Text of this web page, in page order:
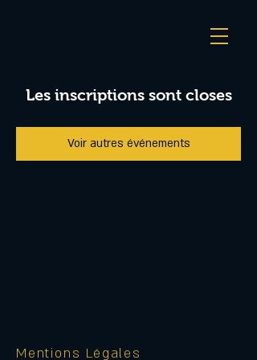
Les inscriptions sont closes
Voir autres événements
Mentions Légales